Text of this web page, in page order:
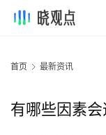
首页 最新资讯
有哪些因素会